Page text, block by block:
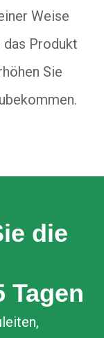
Weise
das Produkt
Sie
die
Tagen